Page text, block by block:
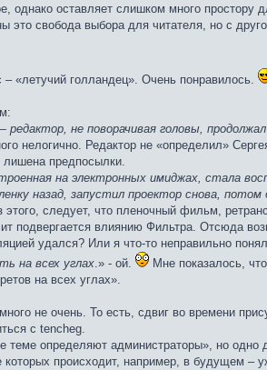
однако оставляет слишком много простору
это свобода выбора для читателя, но с
«летучий голландец». Очень понравилось.
не поворачивая головы,
нелогично. Редактор не «определил»
лишена предпосылки.
на электронных имиджах, стала
назад, запустил проектор снова, потом
этого, следует, что пленочный фильм,
подвергается влиянию Фильтра. Отсюда
удался? Или я что-то неправильно
на всех углах.» - ой.
Мне показалось,
на всех углах».
не очень. То есть, сдвиг во времени
с tencheg.
теме определяют администраторы», но
которых происходит, например, в будущем